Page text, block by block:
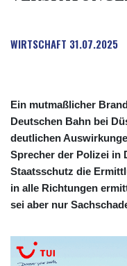
WIRTSCHAFT 31.07.2025
Ein mutmaßlicher
Deutschen Bahn bei
deutlichen
Sprecher der Polizei in
Staatsschutz die
in alle Richtungen
sei aber nur